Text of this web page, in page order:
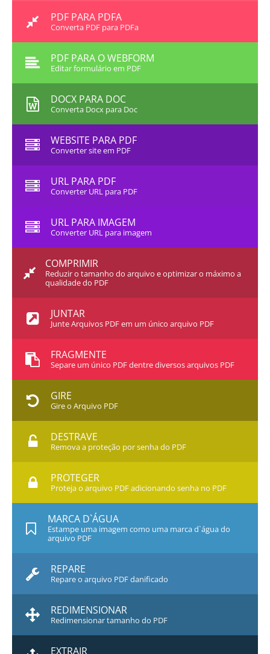
PDF PARA PDFA
Converta PDF para PDFa
PDF PARA O WEBFORM
Editar formulário em PDF
DOCX PARA DOC
Converta Docx para Doc
WEBSITE PARA PDF
Converter site em PDF
URL PARA PDF
Converter URL para PDF
URL PARA IMAGEM
Converter URL para imagem
COMPRIMIR
Reduzir o tamanho do arquivo e optimizar o máximo a
qualidade do PDF
JUNTAR
Junte Arquivos PDF em um único arquivo PDF
FRAGMENTE
Separe um único PDF dentre diversos arquivos PDF
GIRE
Gire o Arquivo PDF
DESTRAVE
Remova a proteção por senha do PDF
PROTEGER
Proteja o arquivo PDF adicionando senha no PDF
MARCA D`ÁGUA
Estampe uma imagem como uma marca d`água do
arquivo PDF
REPARE
Repare o arquivo PDF danificado
REDIMENSIONAR
Redimensionar tamanho do PDF
EXTRAIR